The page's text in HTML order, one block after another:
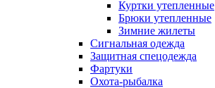
Куртки утепленные
Брюки утепленные
Зимние жилеты
Сигнальная одежда
Защитная спецодежда
Фартуки
Охота-рыбалка